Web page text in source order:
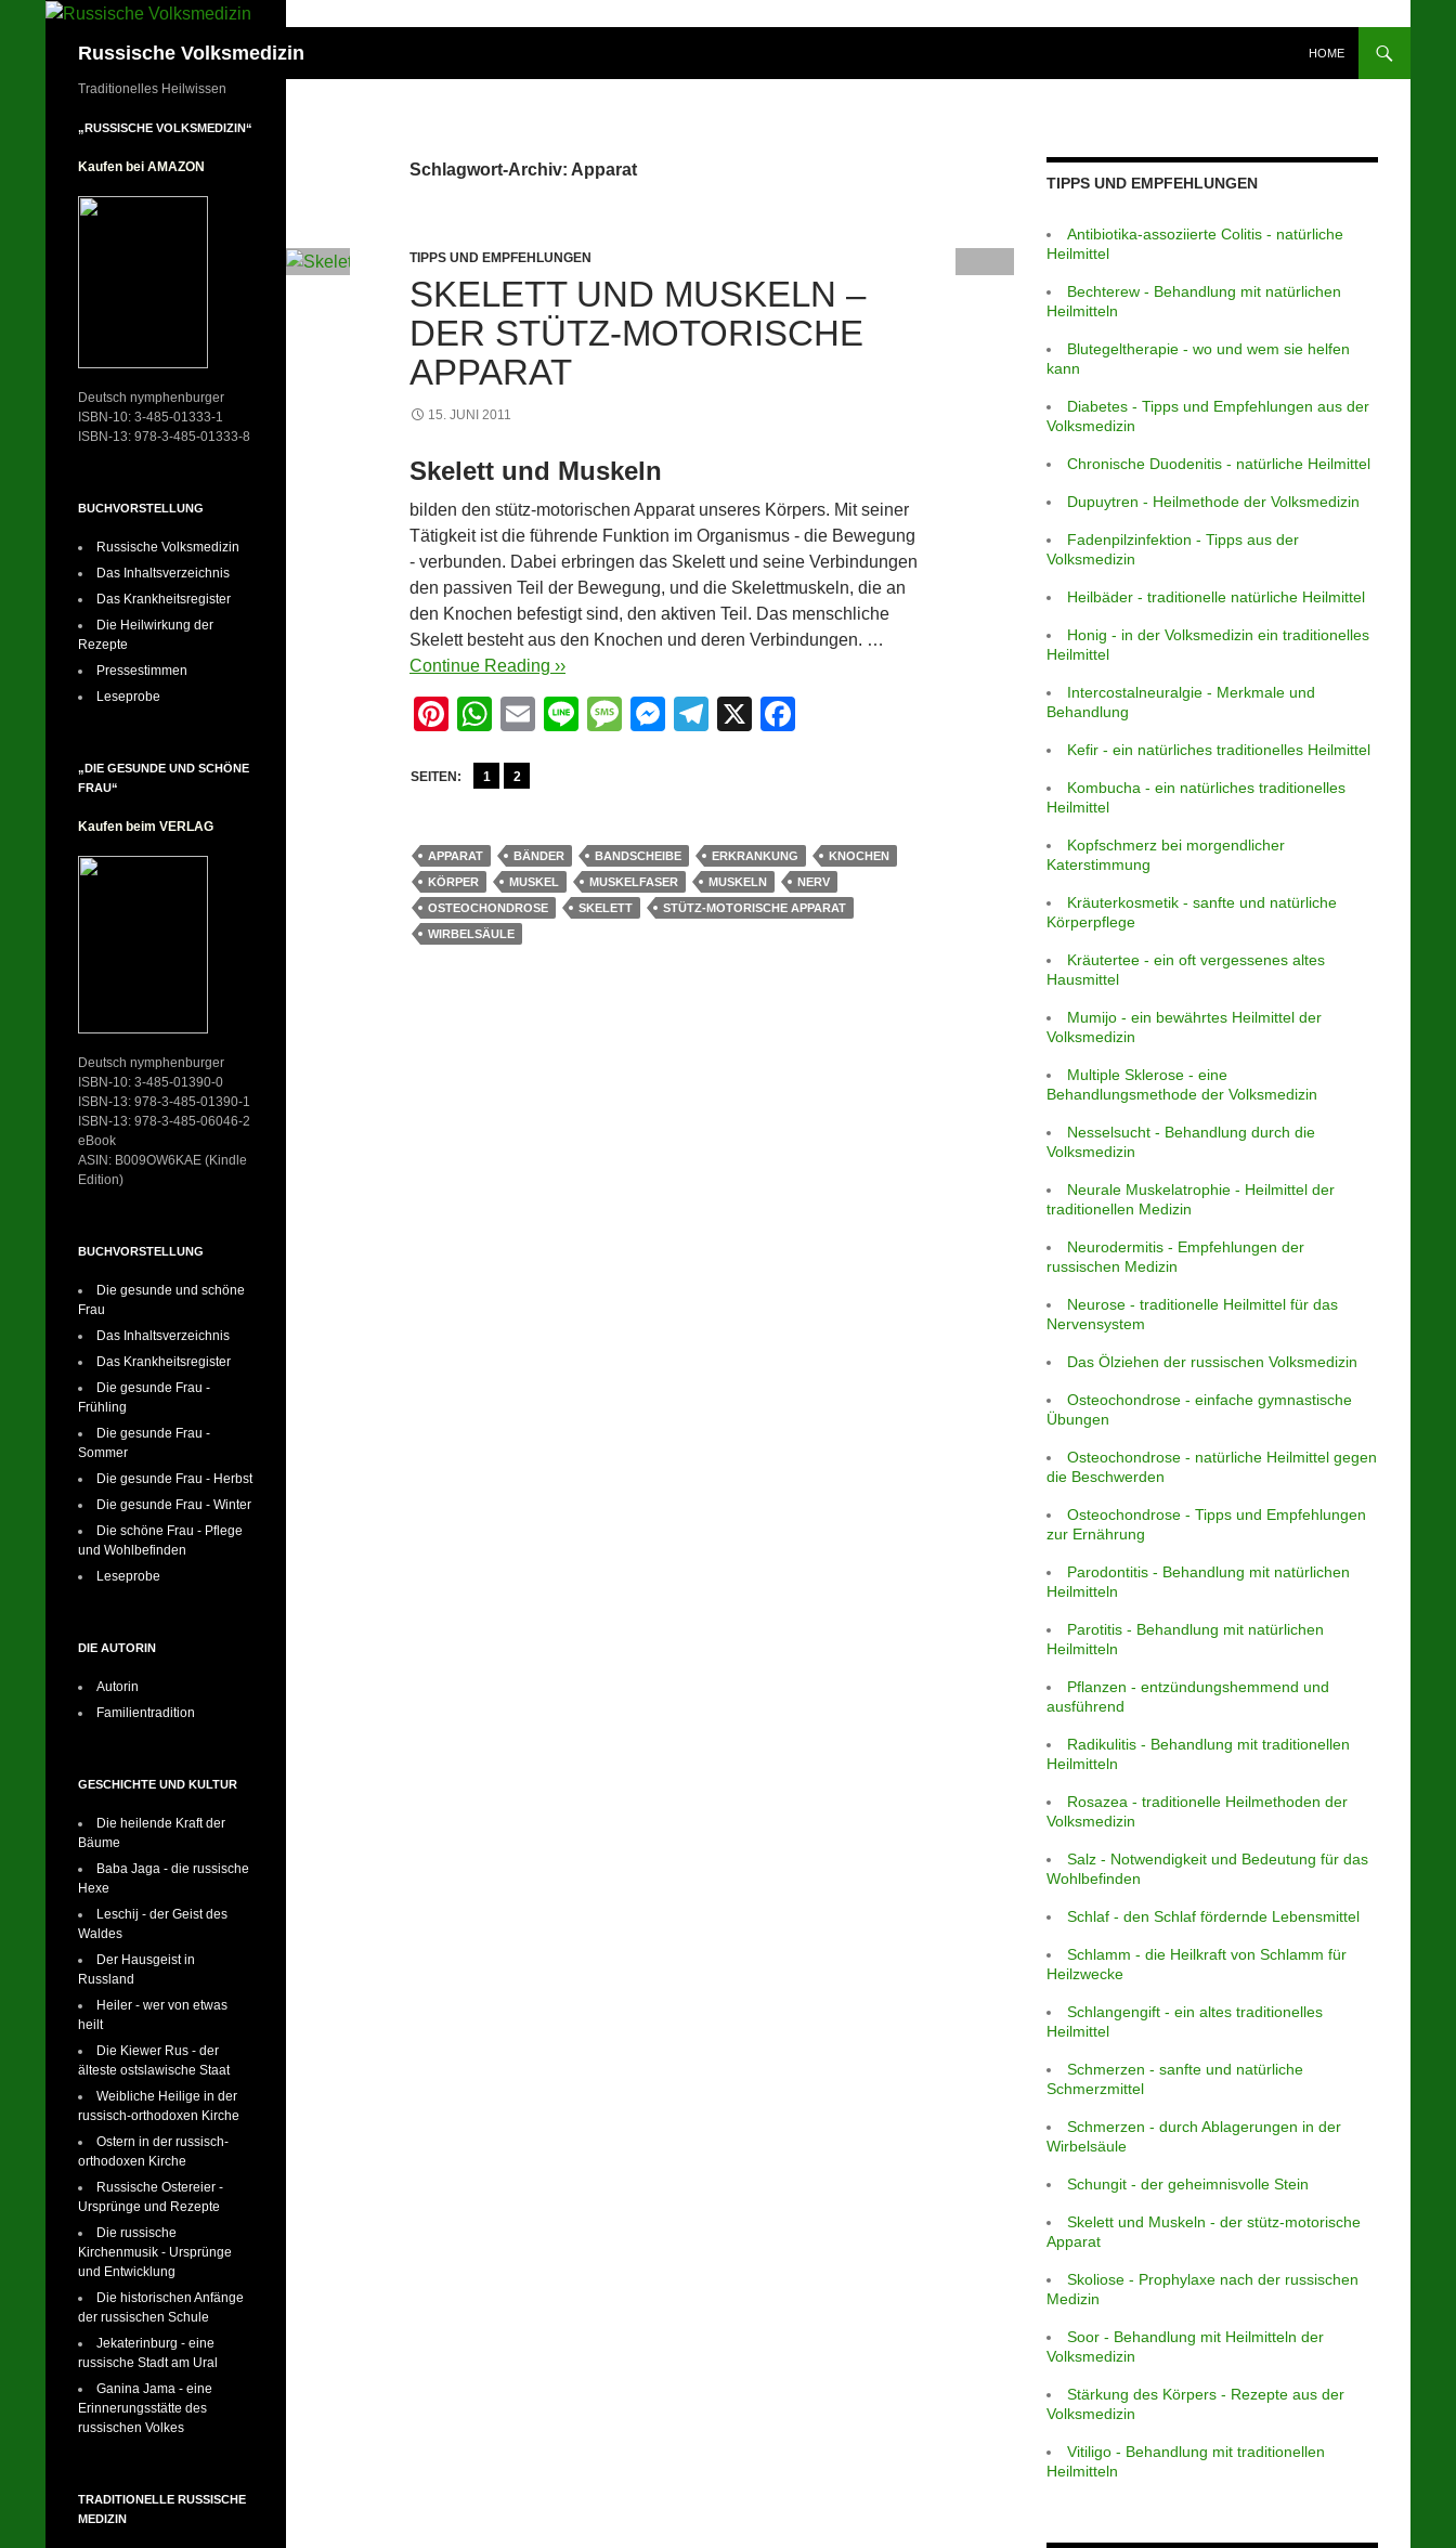
Russische Volksmedizin HOME
Schlagwort-Archiv: Apparat
TIPPS UND EMPFEHLUNGEN
SKELETT UND MUSKELN –
DER STÜTZ-MOTORISCHE
APPARAT
15. JUNI 2011
Skelett und Muskeln
bilden den stütz-motorischen Apparat unseres Körpers. Mit seiner
Tätigkeit ist die führende Funktion im Organismus - die Bewegung
- verbunden. Dabei erbringen das Skelett und seine Verbindungen
den passiven Teil der Bewegung, und die Skelettmuskeln, die an
den Knochen befestigt sind, den aktiven Teil. Das menschliche
Skelett besteht aus den Knochen und deren Verbindungen. …
Continue Reading ››
Pi
er
st
W
at
A
p
p
E
Li
M
g
e
M
n
g
er
T
a
m
X
b
o
o
SEITEN: 1 2
APPARAT BÄNDER BANDSCHEIBE ERKRANKUNG
KNOCHEN
KÖRPER
MUSKEL MUSKELFASER MUSKELN
NERV
OSTEOCHONDROSE
SKELETT
STÜTZ-MOTORISCHE APPARAT
WIRBELSÄULE
TIPPS UND EMPFEHLUNGEN
Antibiotika-assoziierte Colitis - natürliche
Heilmittel
Bechterew - Behandlung mit natürlichen
Heilmitteln
Blutegeltherapie - wo und wem sie helfen
kann
Diabetes - Tipps und Empfehlungen aus der
Volksmedizin
Chronische Duodenitis - natürliche Heilmittel
Dupuytren - Heilmethode der Volksmedizin
Fadenpilzinfektion - Tipps aus der
Volksmedizin
Heilbäder - traditionelle natürliche Heilmittel
Honig - in der Volksmedizin ein traditionelles
Heilmittel
Intercostalneuralgie - Merkmale und
Behandlung
Kefir - ein natürliches traditionelles Heilmittel
Kombucha - ein natürliches traditionelles
Heilmittel
Kopfschmerz bei morgendlicher
Katerstimmung
Kräuterkosmetik - sanfte und natürliche
Körperpflege
Kräutertee - ein oft vergessenes altes
Hausmittel
Mumijo - ein bewährtes Heilmittel der
Volksmedizin
Multiple Sklerose - eine
Behandlungsmethode der Volksmedizin
Nesselsucht - Behandlung durch die
Volksmedizin
Neurale Muskelatrophie - Heilmittel der
traditionellen Medizin
Neurodermitis - Empfehlungen der
russischen Medizin
Neurose - traditionelle Heilmittel für das
Nervensystem
Das Ölziehen der russischen Volksmedizin
Osteochondrose - einfache gymnastische
Übungen
Osteochondrose - natürliche Heilmittel gegen
die Beschwerden
Osteochondrose - Tipps und Empfehlungen
zur Ernährung
Parodontitis - Behandlung mit natürlichen
Heilmitteln
Parotitis - Behandlung mit natürlichen
Heilmitteln
Pflanzen - entzündungshemmend und
ausführend
Radikulitis - Behandlung mit traditionellen
Heilmitteln
Rosazea - traditionelle Heilmethoden der
Volksmedizin
Salz - Notwendigkeit und Bedeutung für das
Wohlbefinden
Schlaf - den Schlaf fördernde Lebensmittel
Schlamm - die Heilkraft von Schlamm für
Heilzwecke
Schlangengift - ein altes traditionelles
Heilmittel
Schmerzen - sanfte und natürliche
Schmerzmittel
Schmerzen - durch Ablagerungen in der
Wirbelsäule
Schungit - der geheimnisvolle Stein
Skelett und Muskeln - der stütz-motorische
Apparat
Skoliose - Prophylaxe nach der russischen
Medizin
Soor - Behandlung mit Heilmitteln der
Volksmedizin
Stärkung des Körpers - Rezepte aus der
Volksmedizin
Vitiligo - Behandlung mit traditionellen
Heilmitteln
Traditionelles Heilwissen
„RUSSISCHE VOLKSMEDIZIN“
Kaufen bei AMAZON
Deutsch nymphenburger
ISBN-10: 3-485-01333-1
ISBN-13: 978-3-485-01333-8
BUCHVORSTELLUNG
Russische Volksmedizin
Das Inhaltsverzeichnis
Das Krankheitsregister
Die Heilwirkung der
Rezepte
Pressestimmen
Leseprobe
„DIE GESUNDE UND SCHÖNE
FRAU“
Kaufen beim VERLAG
Deutsch nymphenburger
ISBN-10: 3-485-01390-0
ISBN-13: 978-3-485-01390-1
ISBN-13: 978-3-485-06046-2
eBook
ASIN: B009OW6KAE (Kindle
Edition)
BUCHVORSTELLUNG
Die gesunde und schöne
Frau
Das Inhaltsverzeichnis
Das Krankheitsregister
Die gesunde Frau -
Frühling
Die gesunde Frau -
Sommer
Die gesunde Frau - Herbst
Die gesunde Frau - Winter
Die schöne Frau - Pflege
und Wohlbefinden
Leseprobe
DIE AUTORIN
Autorin
Familientradition
GESCHICHTE UND KULTUR
Die heilende Kraft der
Bäume
Baba Jaga - die russische
Hexe
Leschij - der Geist des
Waldes
Der Hausgeist in
Russland
Heiler - wer von etwas
heilt
Die Kiewer Rus - der
älteste ostslawische Staat
Weibliche Heilige in der
russisch-orthodoxen Kirche
Ostern in der russisch-
orthodoxen Kirche
Russische Ostereier -
Ursprünge und Rezepte
Die russische
Kirchenmusik - Ursprünge
und Entwicklung
Die historischen Anfänge
der russischen Schule
Jekaterinburg - eine
russische Stadt am Ural
Ganina Jama - eine
Erinnerungsstätte des
russischen Volkes
TRADITIONELLE RUSSISCHE
MEDIZIN